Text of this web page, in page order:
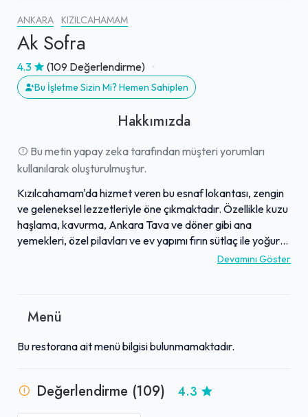
ANKARA KIZILCAHAMAM
Ak Sofra
4.3 (109 Değerlendirme)
Bu İşletme Sizin Mi? Hemen Sahiplen
Hakkımızda
Bu metin yapay zeka tarafından müşteri yorumları
kullanılarak oluşturulmuştur.
Kızılcahamam'da hizmet veren bu esnaf lokantası, zengin
ve geleneksel lezzetleriyle öne çıkmaktadır. Özellikle kuzu
haşlama, kavurma, Ankara Tava ve döner gibi ana
yemekleri, özel pilavları ve ev yapımı fırın sütlaç ile yoğurdu
misafirlerden tam not almaktadır. Yemeklerinin lezzeti ve
yaşatmayı hedeflemektedir. Makul fiyat politikasıyla da
sevilen duraklarından biridir.
Devamını Göster
Menü
Bu restorana ait menü bilgisi bulunmamaktadır.
Değerlendirme (109) 4.3